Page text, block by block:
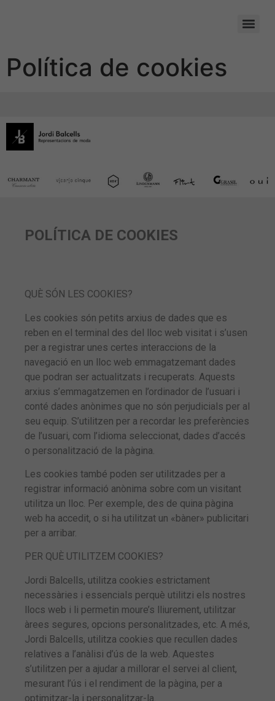
Política de cookies
POLÍTICA DE COOKIES
QUÈ SÓN LES COOKIES?
Les cookies són petits arxius de dades que es
reben en el terminal des del lloc web visitat i s’usen
per a registrar unes certes interaccions de la
navegació en un lloc web emmagatzemant dades
que podran ser actualitzats i recuperats. Aquests
arxius s’emmagatzemen en l’ordinador de l’usuari i
conté dades anònimes que no són perjudicials per al
seu equip. S’utilitzen per a recordar les preferències
de l’usuari, com l’idioma seleccionat, dades d’accés
o personalització de la pàgina.
Les cookies també poden ser utilitzades per a
registrar informació anònima sobre com un visitant
utilitza un lloc. Per exemple, des de quina pàgina
web ha accedit, o si ha utilitzat un «bàner» publicitari
per a arribar.
PER QUÈ UTILITZEM COOKIES?
Jordi Balcells, utilitza cookies estrictament
necessàries i essencials perquè utilitzi els nostres
llocs web i li permetin moure’s lliurement, utilitzar
àrees segures, opcions personalitzades, etc. A més,
Jordi Balcells, utilitza cookies que recullen dades
relatives a l’anàlisi d’ús de la web. Aquestes
s’utilitzen per a ajudar a millorar el servei al client,
mesurant l’ús i el rendiment de la pàgina, per a
optimitzar-la i personalitzar-la.